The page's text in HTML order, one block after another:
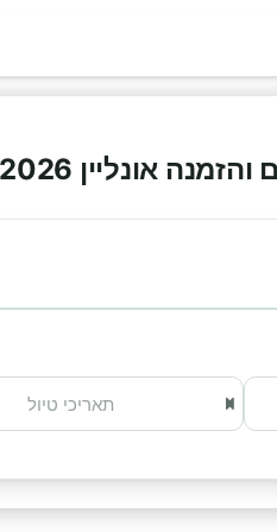
אונליין 2026